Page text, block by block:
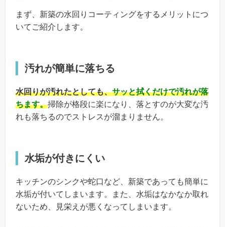
まず、新築の水回りコーティングをするメリットにつ
いてご紹介します。
汚れが簡単に落ちる
水回りが汚れたとしても、サッと拭くだけで汚れが落
ちます。掃除が格段に楽になり、落とすのが大変な汚
れも落ちるのでストレスが溜まりません。
水垢が付きにくい
キッチンのシンクや蛇口など、新築であっても簡単に
水垢が付いてしまいます。また、水垢はなかなか取れ
ないため、見栄えが悪くなってしまいます。